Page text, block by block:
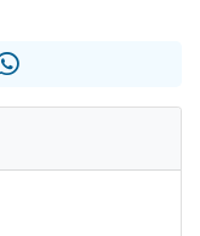
5 jours de vacances aux Orphelins
3 personnes viennent de nous rejoindre sur WhatsApp